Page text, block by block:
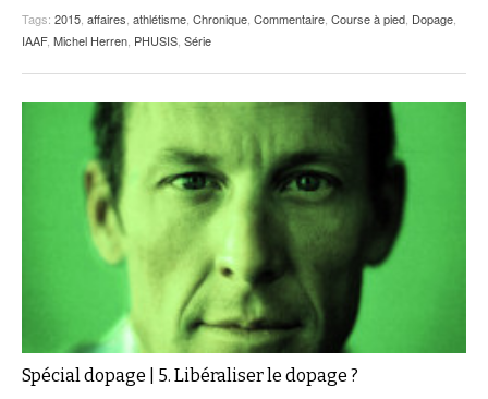
Tags: 2015 affaires athlétisme Chronique Commentaire Course à pied Dopage
IAAF, Michel Herren PHUSIS Série
Spécial dopage | 5. Libéraliser le dopage ?